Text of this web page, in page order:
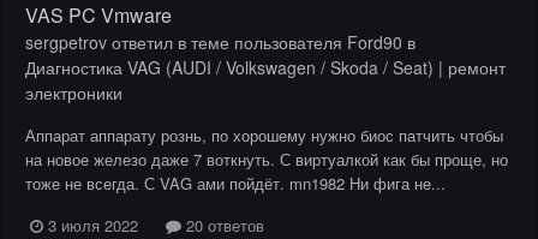
VAS PC Vmware
sergpetrov ответил в теме пользователя Ford90 в
Диагностика VAG (AUDI / Volkswagen / Skoda / Seat) | ремонт
электроники
Аппарат аппарату рознь, по хорошему нужно биос патчить чтобы
на новое железо даже 7 воткнуть. С виртуалкой как бы проще, но
тоже не всегда. С VAG ами пойдёт. mn1982 Ни фига не...
3 июля 2022
20 ответов